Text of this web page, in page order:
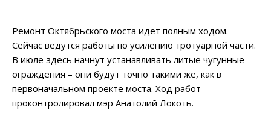
Ремонт Октябрьского моста идет полным ходом.
Сейчас ведутся работы по усилению тротуарной части.
В июле здесь начнут устанавливать литые чугунные
ограждения – они будут точно такими же, как в
первоначальном проекте моста. Ход работ
проконтролировал мэр Анатолий Локоть.